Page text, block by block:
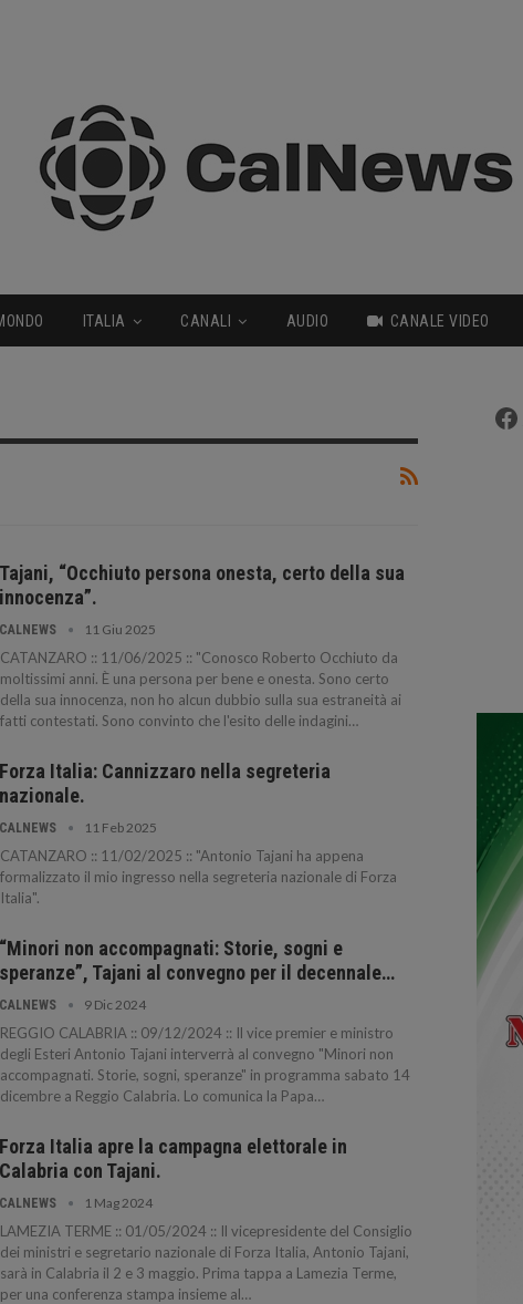
ITALIA CANALI AUDIO CANALE VIDEO
Tajani, “Occhiuto persona onesta, certo della sua
innocenza”.
CALNEWS 11 Giu 2025
CATANZARO :: 11/06/2025 :: "Conosco Roberto Occhiuto da
moltissimi anni. È una persona per bene e onesta. Sono certo
della sua innocenza, non ho alcun dubbio sulla sua estraneità ai
fatti contestati. Sono convinto che l'esito delle indagini…
Forza Italia: Cannizzaro nella segreteria
nazionale.
CALNEWS 11 Feb 2025
CATANZARO :: 11/02/2025 :: "Antonio Tajani ha appena
formalizzato il mio ingresso nella segreteria nazionale di Forza
Italia".
“Minori non accompagnati: Storie, sogni e
speranze”, Tajani al convegno per il decennale…
CALNEWS 9 Dic 2024
REGGIO CALABRIA :: 09/12/2024 :: Il vice premier e ministro
degli Esteri Antonio Tajani interverrà al convegno "Minori non
accompagnati. Storie, sogni, speranze" in programma sabato 14
dicembre a Reggio Calabria. Lo comunica la Papa…
Forza Italia apre la campagna elettorale in
Calabria con Tajani.
CALNEWS 1 Mag 2024
LAMEZIA TERME :: 01/05/2024 :: Il vicepresidente del Consiglio
dei ministri e segretario nazionale di Forza Italia, Antonio Tajani,
sarà in Calabria il 2 e 3 maggio. Prima tappa a Lamezia Terme,
per una conferenza stampa insieme al…